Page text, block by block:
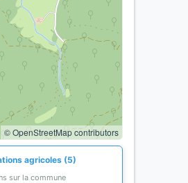
© OpenStreetMap contributors
agricoles (5)
sur la commune